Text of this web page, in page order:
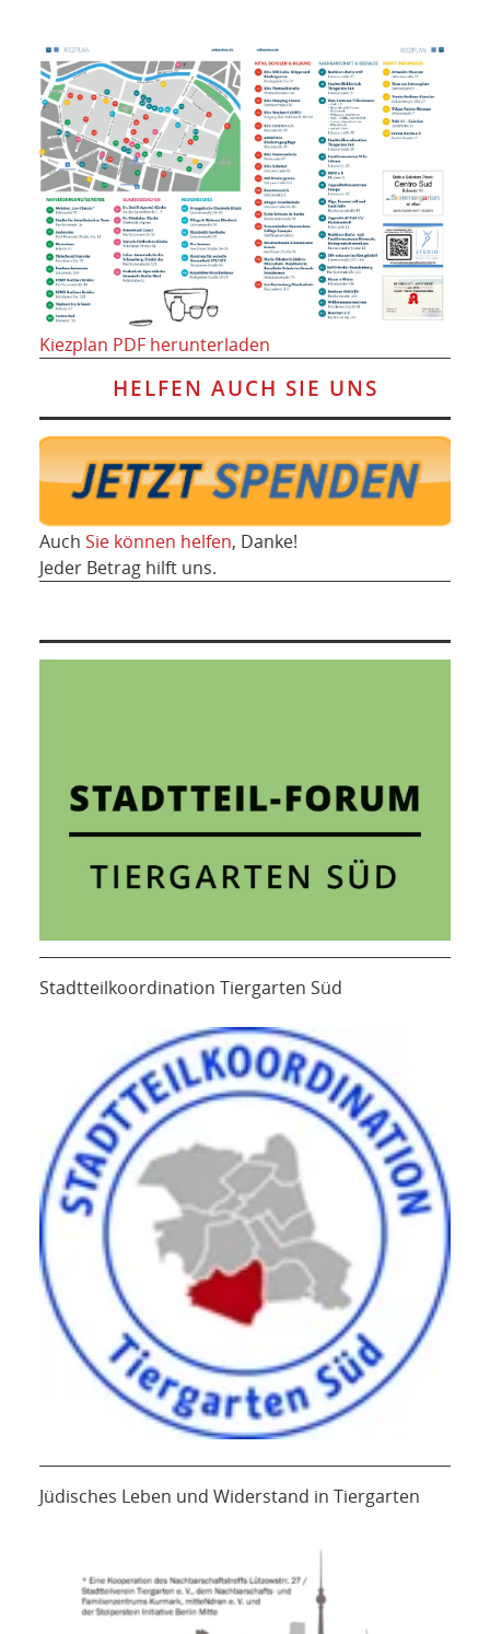
Kiezplan PDF herunterladen
HELFEN AUCH SIE UNS
Auch Sie können helfen, Danke!
Jeder Betrag hilft uns.
Stadtteilkoordination Tiergarten Süd
Jüdisches Leben und Widerstand in Tiergarten